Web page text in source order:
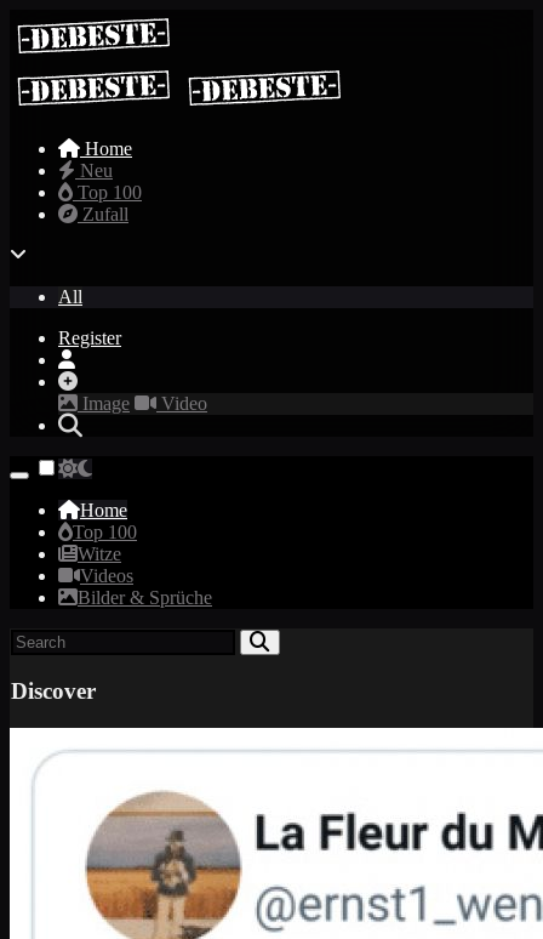
Home
Neu
Top 100
Zufall
All
Register
Image Video
Home
Top 100
Witze
Videos
Bilder & Sprüche
Discover